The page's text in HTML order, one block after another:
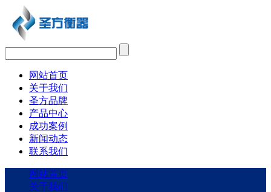
网站首页
关于我们
圣方品牌
产品中心
成功案例
新闻动态
联系我们
网站首页
关于我们